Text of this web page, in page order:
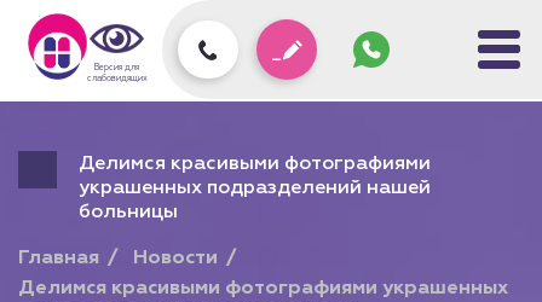
Версия для
слабовидящих
Делимся красивыми фотографиями
украшенных подразделений нашей
больницы
Главная
Новости
Делимся красивыми фотографиями украшенных